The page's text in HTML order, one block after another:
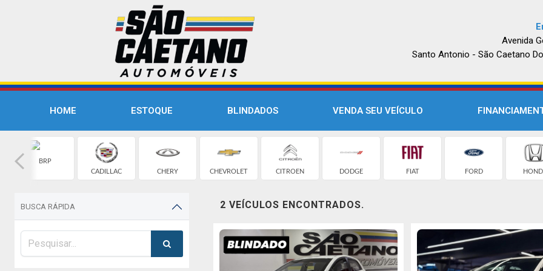
Avenida
Santo Antonio - São Caetano
HOME ESTOQUE BLINDADOS VENDA SEU VEÍCULO
BRP
CADILLAC
CHERY CHEVROLET CITROEN DODGE FIAT FORD
BUSCA RÁPIDA 2 VEÍCULOS ENCONTRADOS.